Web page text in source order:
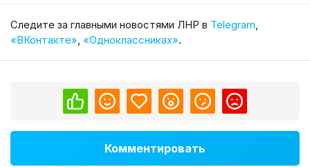
Cледите за главными новостями ЛНР в Telegram
«ВКонтакте» «Одноклассниках».
Комментировать